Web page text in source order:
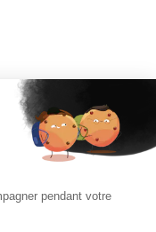
à votre liste